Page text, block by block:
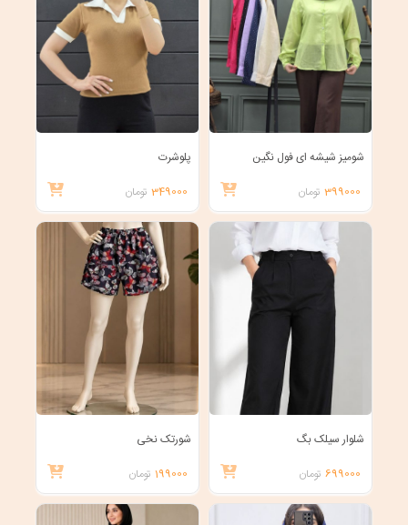
شومیز شیشه ای فول نگین
399000 تومان
پلوشرت
349000 تومان
شلوار سیلک بگ
699000 تومان
شورتک نخی
199000 تومان